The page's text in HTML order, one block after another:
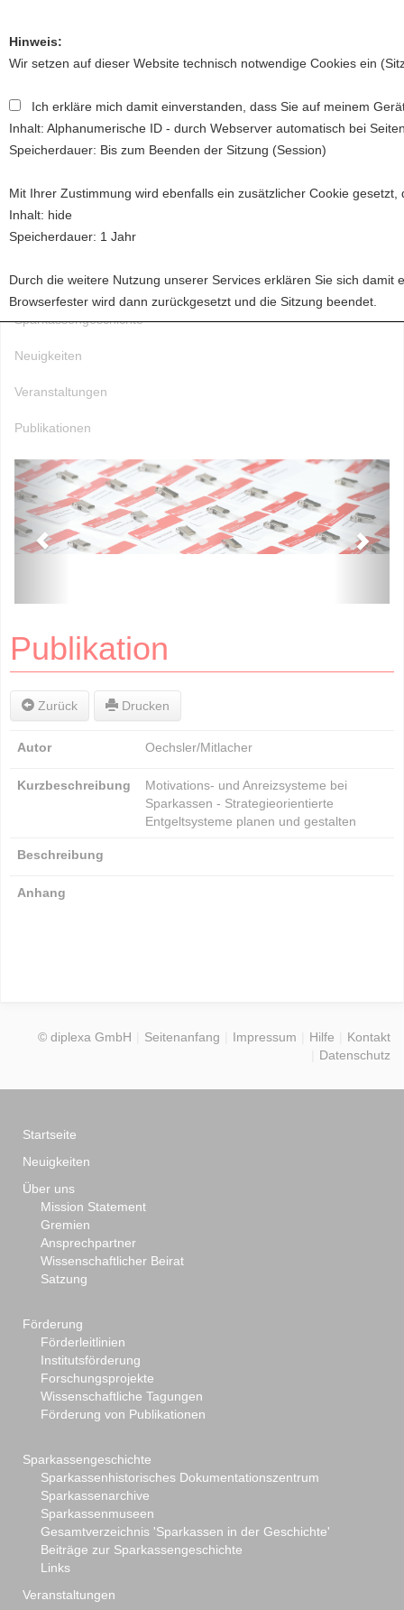
Hinweis:
Wir setzen auf dieser Website technisch notwendige Cookies ein
Ich erkläre mich damit einverstanden, dass Sie auf meinem
Inhalt: Alphanumerische ID - durch Webserver automatisch bei
Speicherdauer: Bis zum Beenden der Sitzung (Session)
Mit Ihrer Zustimmung wird ebenfalls ein zusätzlicher Cookie
Inhalt: hide
Speicherdauer: 1 Jahr
Durch die weitere Nutzung unserer Services erklären Sie sich
Browserfester wird dann zurückgesetzt und die Sitzung beendet.
Startseite
Über uns
Förderung
Sparkassengeschichte
Neuigkeiten
Veranstaltungen
Publikationen
Publikation
Zurück Drucken
Autor Oechsler/Mitlacher
Kurzbeschreibung
Motivations- und Anreizsysteme bei
Sparkassen - Strategieorientierte
Entgeltsysteme planen und gestalten
Beschreibung
Anhang
© diplexa GmbH Seitenanfang Impressum Hilfe
Kontakt
Datenschutz
Startseite
Neuigkeiten
Über uns
Mission Statement
Gremien
Ansprechpartner
Wissenschaftlicher Beirat
Satzung
Förderung
Förderleitlinien
Institutsförderung
Forschungsprojekte
Wissenschaftliche Tagungen
Förderung von Publikationen
Sparkassengeschichte
Sparkassenhistorisches Dokumentationszentrum
Sparkassenarchive
Sparkassenmuseen
Gesamtverzeichnis 'Sparkassen in der Geschichte'
Beiträge zur Sparkassengeschichte
Links
Veranstaltungen